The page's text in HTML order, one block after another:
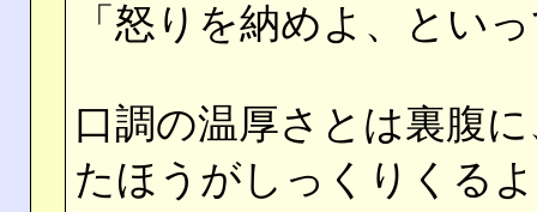
「怒りを納めよ、とい
口調の温厚さとは裏腹
たほうがしっくりくる